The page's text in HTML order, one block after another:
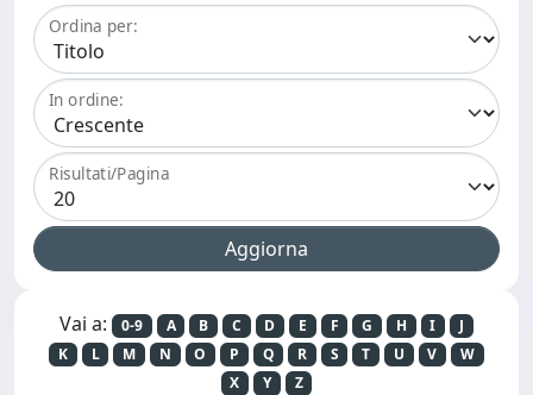
Ordina per:
In ordine:
Risultati/Pagina
Vai a: 0-9 A B C D E F G H I
J
K
L M N O P Q R S T U V
W
X
Y Z